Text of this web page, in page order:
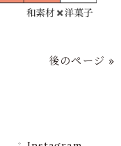
後のページ »